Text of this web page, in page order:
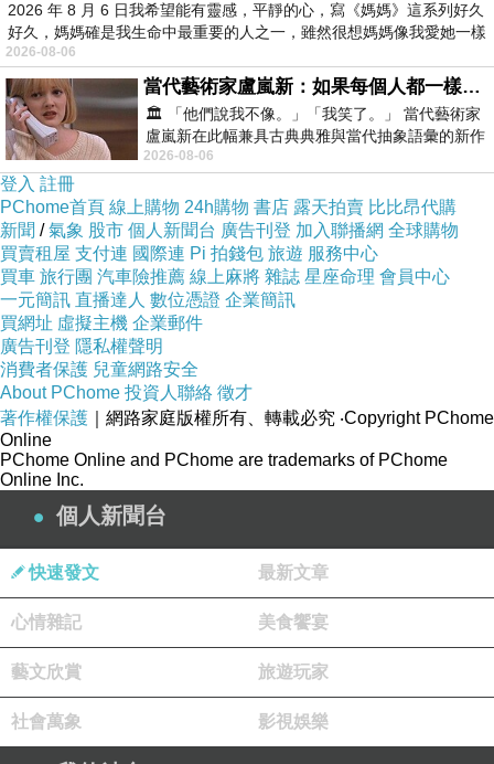
蓋茲》。
内耗著會不會不知足
,捨舊>.< 。
還是想買回來,被文文看見,推薦她一陣子都要看的,提醒保
有節奏
《十倍勝》是一本工具書。
她心動了
感恩,好書推廣,傳播閱讀的力量。
115.5.4
感恩日記-連假三天,整理演說報告、
了久違的劇
哈...減少思考,但不免後悔浪費時間看劇。ㄑ地獄占卜師〉
理解戰後生活困苦.
貧窮,在得到財富後會加倍犒賞自己,
有錢讓人迷失嗎？有時人生的本質也會遺忘。
ㄑ金部長的夢想人生〉我們這一輩人的職場中年危機
是學怎麼放下。未完待續。
幫J度過生產補考
感恩眷顧
感恩過關。
115.5.5
2026 年 8 月 6 日我希望能有靈感，平靜的心，寫《媽媽》這系列好久
好久，媽媽確是我生命中最重要的人之一，雖然很想媽媽像我愛她一樣
2026-08-06
當代藝術家盧嵐新：如果每個人都一樣，這世界該有多無聊？
🏛️ 「他們說我不像。」「我笑了。」 當代藝術家
盧嵐新在此幅兼具古典典雅與當代抽象語彙的新作
中，以沈靜的藍色空間為背景，描繪了
2026-08-06
登入 註冊
PChome首頁 線上購物 24h購物 書店 露天拍賣 比比昂代購
新聞 /氣象 股市 個人新聞台 廣告刊登 加入聯播網 全球購物
買賣租屋 支付連 國際連 Pi 拍錢包 旅遊 服務中心
買車 旅行團 汽車險推薦 線上麻將 雜誌 星座命理 會員中心
一元簡訊 直播達人 數位憑證 企業簡訊
買網址 虛擬主機 企業郵件
廣告刊登 隱私權聲明
消費者保護 兒童網路安全
About PChome 投資人聯絡 徵才
著作權保護 ｜網路家庭版權所有、轉載必究 ‧Copyright PChome
Online
PChome Online and PChome are trademarks of PChome
Online Inc.
個人新聞台
快速發文 最新文章
心情雜記 美食饗宴
藝文欣賞 旅遊玩家
社會萬象 影視娛樂